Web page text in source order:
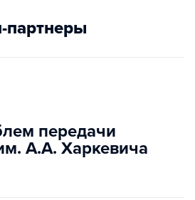
партнеры
передачи
А.А. Харкевича